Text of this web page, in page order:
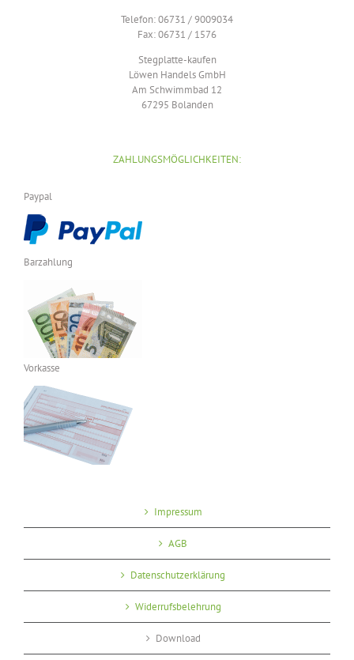
Telefon: 06731 / 9009034
Fax: 06731 / 1576
Stegplatte-kaufen
Löwen Handels GmbH
Am Schwimmbad 12
67295 Bolanden
ZAHLUNGSMÖGLICHKEITEN:
Paypal
Barzahlung
Vorkasse
Impressum
AGB
Datenschutzerklärung
Widerrufsbelehrung
Download